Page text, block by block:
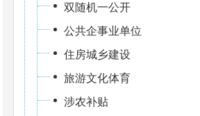
双随机一公开
公共企事业单位
住房城乡建设
旅游文化体育
涉农补贴